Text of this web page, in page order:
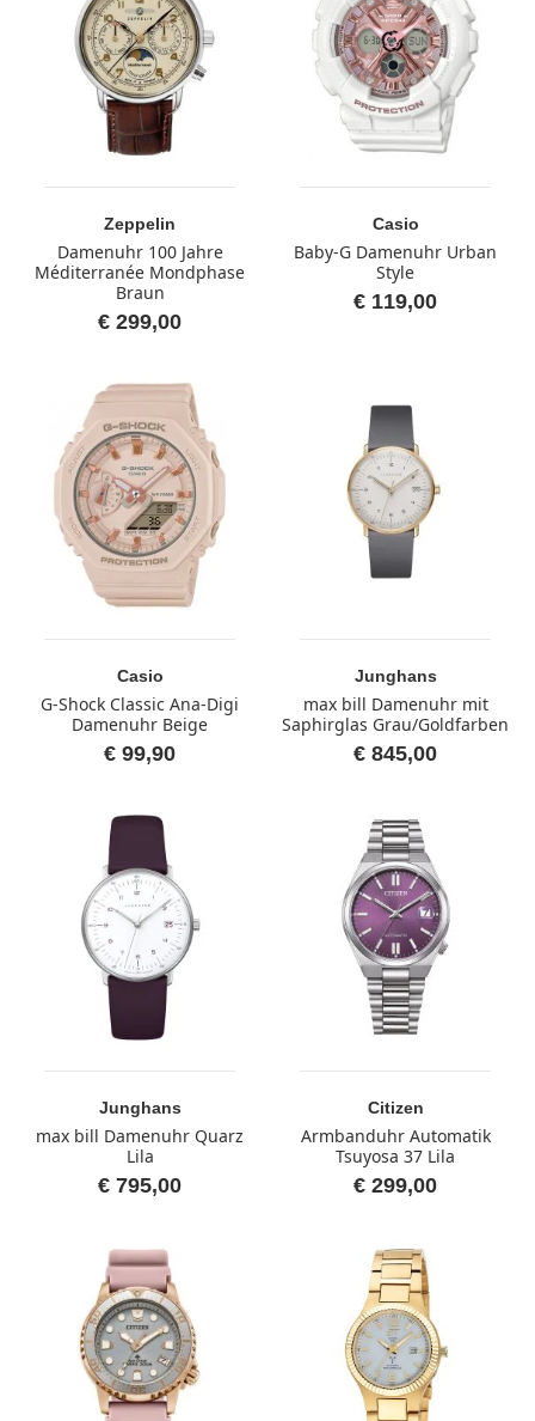
Zeppelin
Damenuhr 100 Jahre
Méditerranée Mondphase
Braun
€ 299,00
Casio
Baby-G Damenuhr Urban
Style
€ 119,00
Casio
G-Shock Classic Ana-Digi
Damenuhr Beige
€ 99,90
Junghans
max bill Damenuhr mit
Saphirglas Grau/Goldfarben
€ 845,00
Junghans
max bill Damenuhr Quarz
Lila
€ 795,00
Citizen
Armbanduhr Automatik
Tsuyosa 37 Lila
€ 299,00